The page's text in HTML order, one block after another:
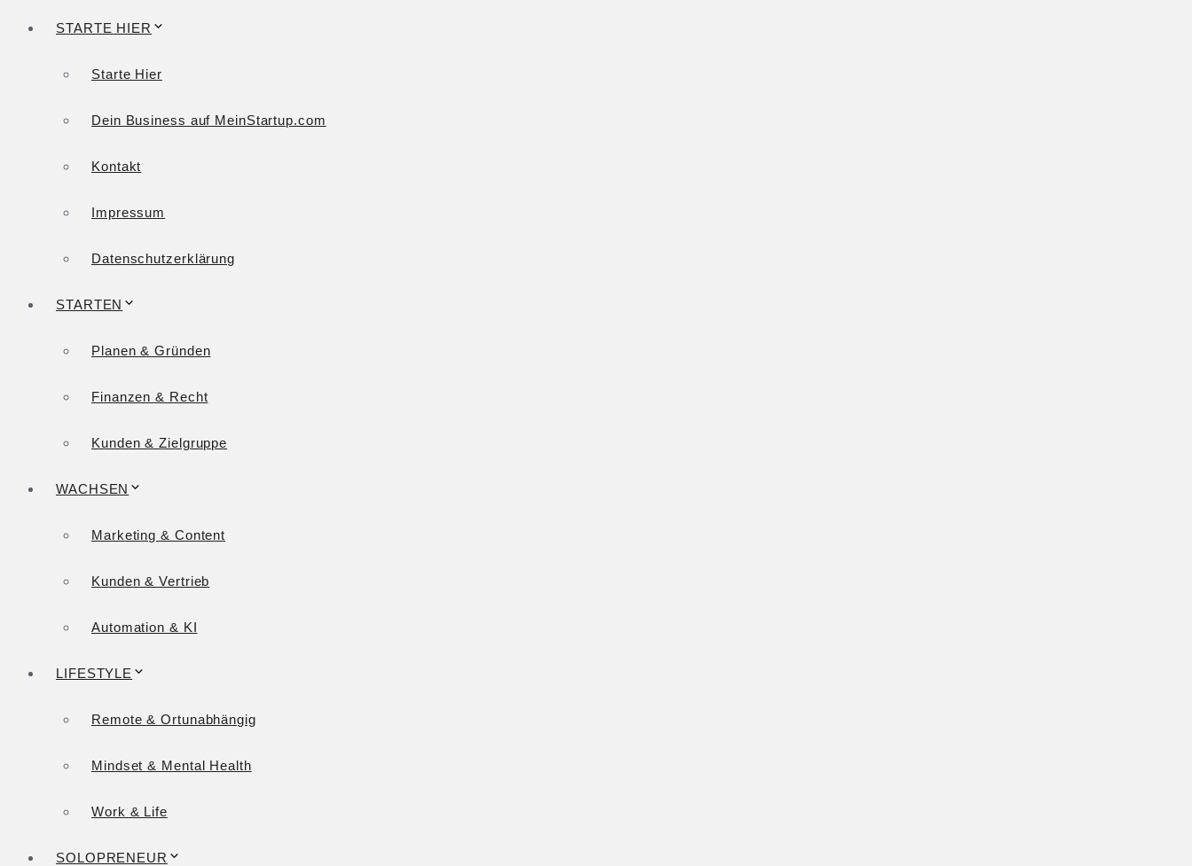
STARTE HIER
Starte Hier
Dein Business auf MeinStartup.com
Kontakt
Impressum
Datenschutzerklärung
STARTEN
Planen & Gründen
Finanzen & Recht
Kunden & Zielgruppe
WACHSEN
Marketing & Content
Kunden & Vertrieb
Automation & KI
LIFESTYLE
Remote & Ortunabhängig
Mindset & Mental Health
Work & Life
SOLOPRENEUR